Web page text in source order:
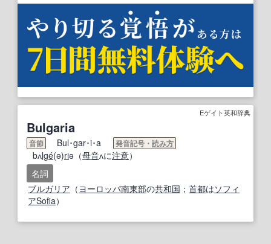
Eゲイト英和辞典
Bulgaria
音節 Bul･gar･i･a 発音記号・ 読み方
bʌlgé(ə)riə（母音ʌに注意）
名詞
ブルガリア （ ヨーロッパ南東部の共和国 ； 首都はソフィ
アSofia）